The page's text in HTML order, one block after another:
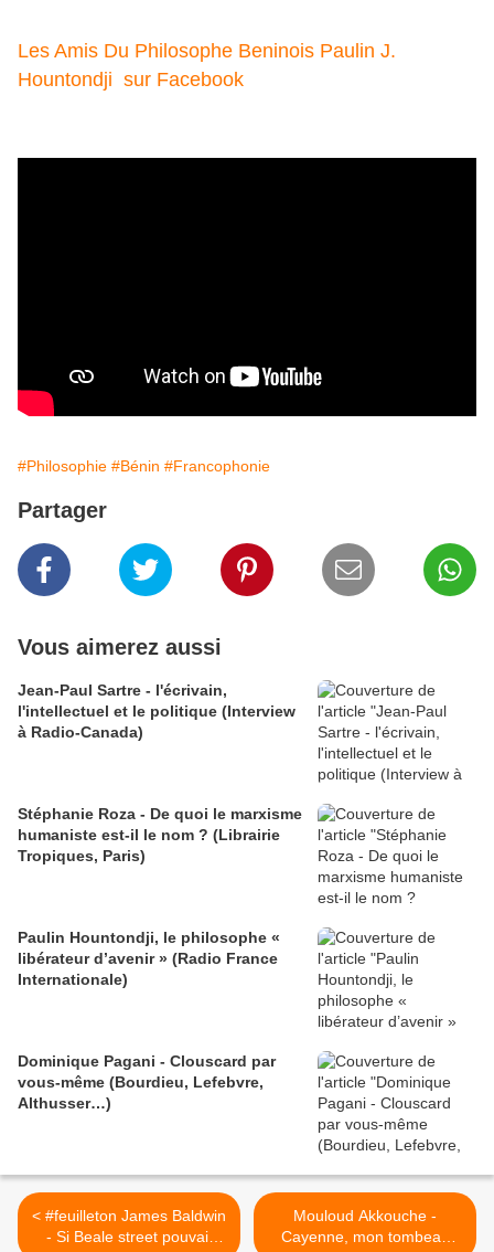
Les Amis Du Philosophe Beninois Paulin J.
Hountondji sur Facebook
#Philosophie #Bénin #Francophonie
Partager
Vous aimerez aussi
Jean-Paul Sartre - l'écrivain,
l'intellectuel et le politique (Interview
à Radio-Canada)
Stéphanie Roza - De quoi le marxisme
humaniste est-il le nom ? (Librairie
Tropiques, Paris)
Paulin Hountondji, le philosophe «
libérateur d’avenir » (Radio France
Internationale)
Dominique Pagani - Clouscard par
vous-même (Bourdieu, Lefebvre,
Althusser…)
< #feuilleton James Baldwin
- Si Beale street pouvait
Mouloud Akkouche -
Cayenne, mon tombeau